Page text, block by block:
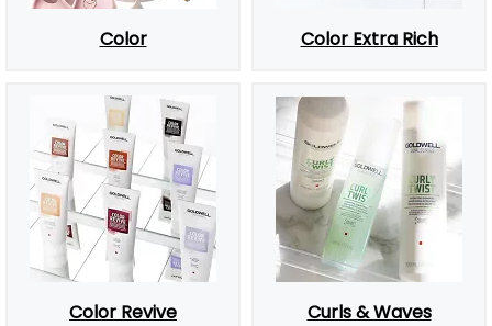
Color Color Extra Rich
Color Revive Curls & Waves